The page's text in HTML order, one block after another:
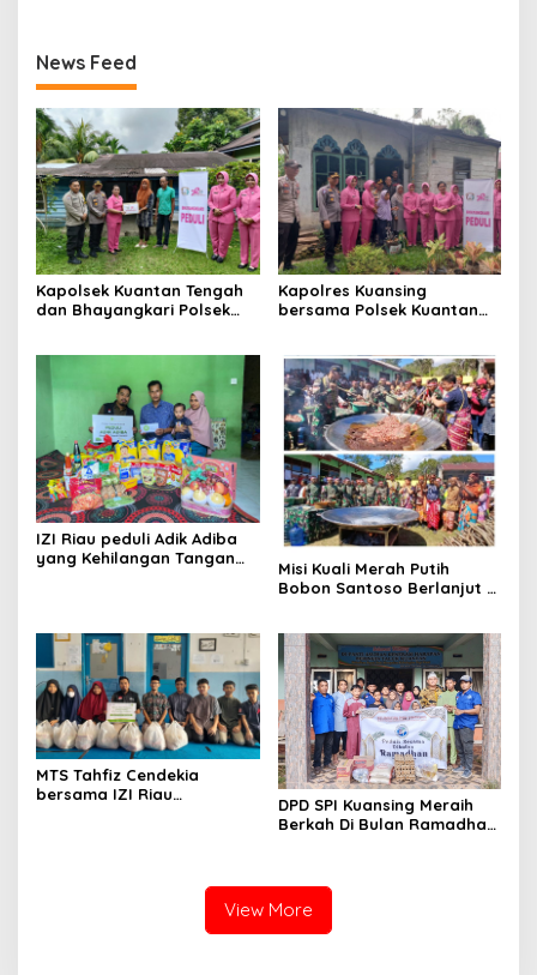
News Feed
Kapolsek Kuantan Tengah
dan Bhayangkari Polsek
Kapolres Kuansing
bersama Polsek Kuantan
IZI Riau peduli Adik Adiba
yang Kehilangan Tangan
Misi Kuali Merah Putih
Bobon Santoso Berlanjut di
6/Naga Karimata
MTS Tahfiz Cendekia
bersama IZI Riau
DPD SPI Kuansing Meraih
Berkah Di Bulan Ramadhan
View More